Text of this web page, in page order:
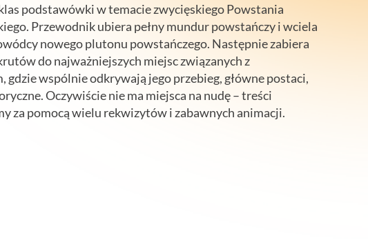
podstawówki w temacie zwycięskiego Powstania
Przewodnik ubiera pełny mundur powstańczy i wciela
nowego plutonu powstańczego. Następnie zabiera
do najważniejszych miejsc związanych z
gdzie wspólnie odkrywają jego przebieg, główne postaci,
Oczywiście nie ma miejsca na nudę – treści
za pomocą wielu rekwizytów i zabawnych animacji.